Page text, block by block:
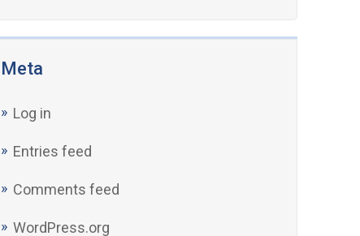
Meta
Log in
Entries feed
Comments feed
WordPress.org